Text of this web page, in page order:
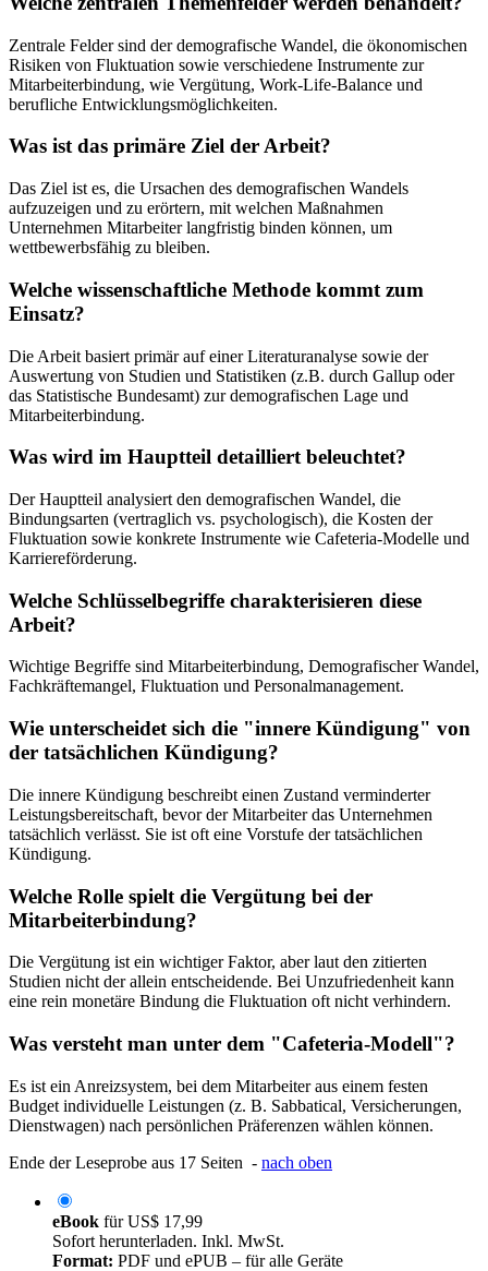
Zentrale Felder sind der demografische Wandel, die ökonomischen
Risiken von Fluktuation sowie verschiedene Instrumente zur
Mitarbeiterbindung, wie Vergütung, Work-Life-Balance und
berufliche Entwicklungsmöglichkeiten.
Was ist das primäre Ziel der Arbeit?
Das Ziel ist es, die Ursachen des demografischen Wandels
aufzuzeigen und zu erörtern, mit welchen Maßnahmen
Unternehmen Mitarbeiter langfristig binden können, um
wettbewerbsfähig zu bleiben.
Welche wissenschaftliche Methode kommt zum
Einsatz?
Die Arbeit basiert primär auf einer Literaturanalyse sowie der
Auswertung von Studien und Statistiken (z.B. durch Gallup oder
das Statistische Bundesamt) zur demografischen Lage und
Mitarbeiterbindung.
Was wird im Hauptteil detailliert beleuchtet?
Der Hauptteil analysiert den demografischen Wandel, die
Bindungsarten (vertraglich vs. psychologisch), die Kosten der
Fluktuation sowie konkrete Instrumente wie Cafeteria-Modelle und
Karriereförderung.
Welche Schlüsselbegriffe charakterisieren diese
Arbeit?
Wichtige Begriffe sind Mitarbeiterbindung, Demografischer Wandel,
Fachkräftemangel, Fluktuation und Personalmanagement.
Wie unterscheidet sich die "innere Kündigung" von
der tatsächlichen Kündigung?
Die innere Kündigung beschreibt einen Zustand verminderter
Leistungsbereitschaft, bevor der Mitarbeiter das Unternehmen
tatsächlich verlässt. Sie ist oft eine Vorstufe der tatsächlichen
Kündigung.
Welche Rolle spielt die Vergütung bei der
Mitarbeiterbindung?
Die Vergütung ist ein wichtiger Faktor, aber laut den zitierten
Studien nicht der allein entscheidende. Bei Unzufriedenheit kann
eine rein monetäre Bindung die Fluktuation oft nicht verhindern.
Was versteht man unter dem "Cafeteria-Modell"?
Es ist ein Anreizsystem, bei dem Mitarbeiter aus einem festen
Budget individuelle Leistungen (z. B. Sabbatical, Versicherungen,
Dienstwagen) nach persönlichen Präferenzen wählen können.
Ende der Leseprobe aus 17 Seiten - nach oben
eBook fürUS$ 17,99
Sofort herunterladen. Inkl. MwSt.
Format: PDF und ePUB – für alle Geräte